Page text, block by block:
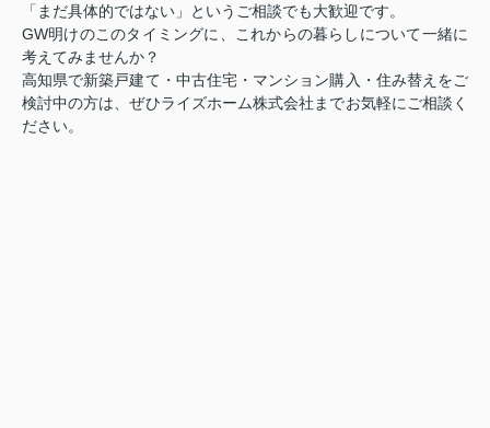
「まだ具体的ではない」というご相談でも大歓迎です。
GW明けのこのタイミングに、これからの暮らしについて一緒に
考えてみませんか？
高知県で新築戸建て・中古住宅・マンション購入・住み替えをご
検討中の方は、ぜひライズホーム株式会社までお気軽にご相談く
ださい。